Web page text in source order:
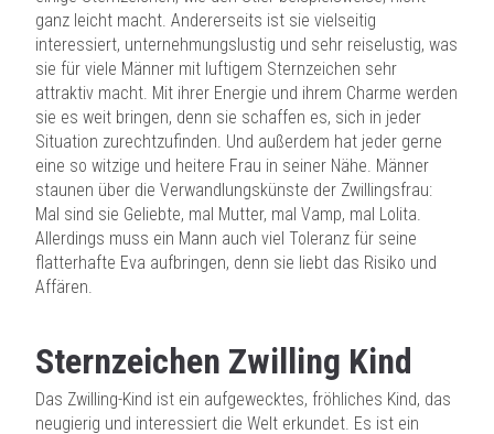
ganz leicht macht. Andererseits ist sie vielseitig
interessiert, unternehmungslustig und sehr reiselustig, was
sie für viele Männer mit luftigem Sternzeichen sehr
attraktiv macht. Mit ihrer Energie und ihrem Charme werden
sie es weit bringen, denn sie schaffen es, sich in jeder
Situation zurechtzufinden. Und außerdem hat jeder gerne
eine so witzige und heitere Frau in seiner Nähe. Männer
staunen über die Verwandlungskünste der Zwillingsfrau:
Mal sind sie Geliebte, mal Mutter, mal Vamp, mal Lolita.
Allerdings muss ein Mann auch viel Toleranz für seine
flatterhafte Eva aufbringen, denn sie liebt das Risiko und
Affären.
Sternzeichen Zwilling Kind
Das Zwilling-Kind ist ein aufgewecktes, fröhliches Kind, das
neugierig und interessiert die Welt erkundet. Es ist ein